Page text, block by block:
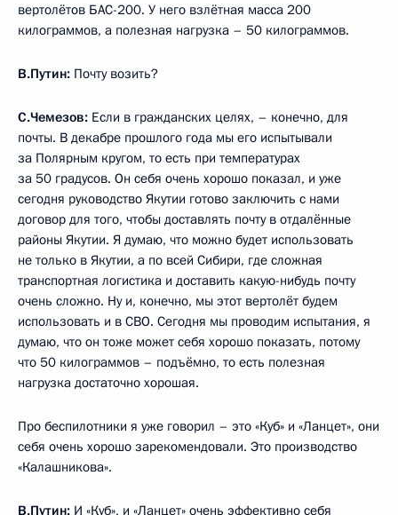
вертолётов БАС-200. У него взлётная масса 200
килограммов, а полезная нагрузка – 50 килограммов.
В.Путин: Почту возить?
С.Чемезов: Если в гражданских целях, – конечно, для
почты. В декабре прошлого года мы его испытывали
за Полярным кругом, то есть при температурах
за 50 градусов. Он себя очень хорошо показал, и уже
сегодня руководство Якутии готово заключить с нами
договор для того, чтобы доставлять почту в отдалённые
районы Якутии. Я думаю, что можно будет использовать
не только в Якутии, а по всей Сибири, где сложная
транспортная логистика и доставить какую-нибудь почту
очень сложно. Ну и, конечно, мы этот вертолёт будем
использовать и в СВО. Сегодня мы проводим испытания, я
думаю, что он тоже может себя хорошо показать, потому
что 50 килограммов – подъёмно, то есть полезная
нагрузка достаточно хорошая.
Про беспилотники я уже говорил – это «Куб» и «Ланцет», они
себя очень хорошо зарекомендовали. Это производство
«Калашникова».
В.Путин: И «Куб», и «Ланцет» очень эффективно себя